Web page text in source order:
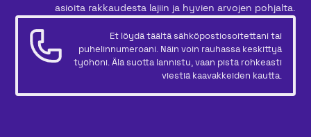
asioita rakkaudesta lajiin ja hyvien arvojen pohjalta.
Et löydä täältä sähköpostiosoitettani tai
puhelinnumeroani. Näin voin rauhassa keskittyä
työhöni. Älä suotta lannistu, vaan pistä rohkeasti
viestiä kaavakkeiden kautta.